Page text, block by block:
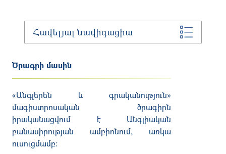
Հավելյալ նավիգացիա
Ծրագրի մասին
«Անգլերեն և գրականություն»
մագիստրոսական ծրագիրն
իրականացվում է Անգլիական
բանասիրության ամբիոնում, առկա
ուսուցմամբ: